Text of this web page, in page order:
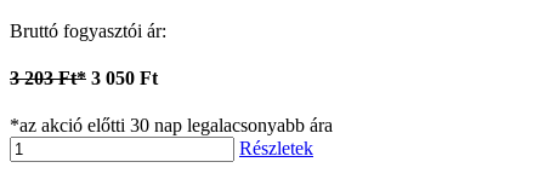
Bruttó fogyasztói ár:
3 203 Ft* 3 050 Ft
*az akció előtti 30 nap legalacsonyabb ára
Részletek